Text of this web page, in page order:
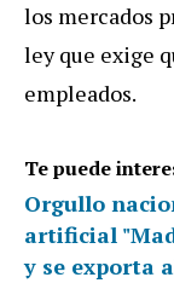
los mercados
ley que exige
empleados.
Te puede
Orgullo
artificial
y se exporta